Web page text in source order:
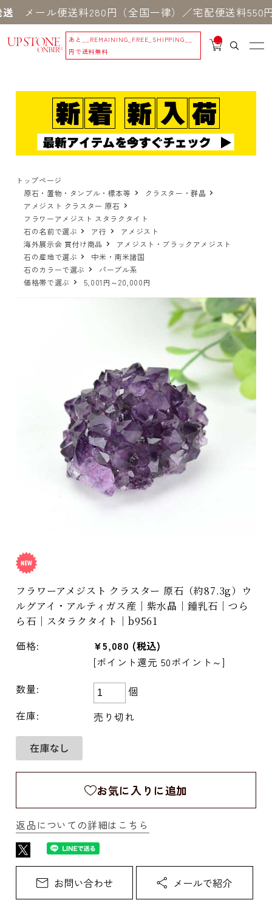
ル便送料280円（全国一律）／宅配便送料550円 ※
あと
__REMAINING_FREE_SHIPPING__
円で送料無料
__
IT
_
トップページ
原石・置物・タンブル・標本等
クラスター・群晶
アメジスト クラスター 原石
フラワーアメジスト スタラクタイト
石の名前で選ぶ
ア行
アメジスト
海外展示会 買付け商品
アメジスト・ブラックアメジスト
石の産地で選ぶ
中米・南米諸国
石のカラーで選ぶ
パープル系
価格帯で選ぶ
5,001円～20,000円
フラワーアメジスト クラスター 原石（約87.3g）ウ
ルグアイ・アルティガス産｜紫水晶｜鍾乳石｜つら
ら石｜スタラクタイト｜b9561
価格: ¥5,080 (税込)
[ポイント還元 50ポイント～]
数量:
個
在庫:
売り切れ
お気に入りに追加
返品についての詳細はこちら